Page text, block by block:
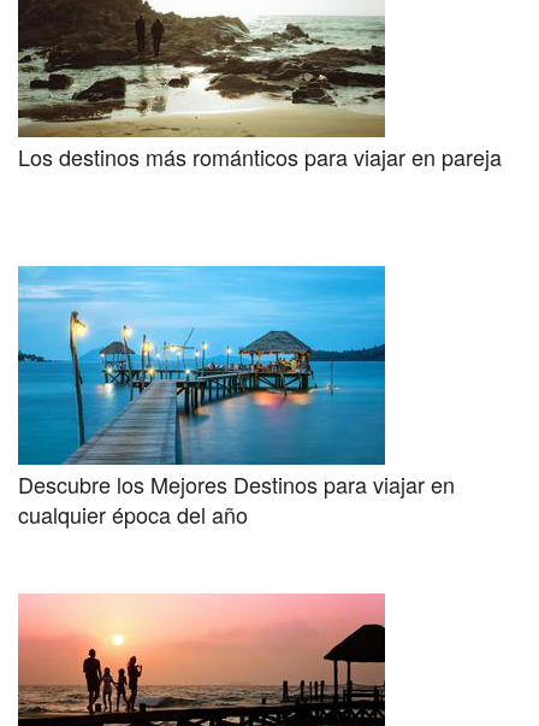
Los destinos más románticos para viajar en pareja
Descubre los Mejores Destinos para viajar en
cualquier época del año